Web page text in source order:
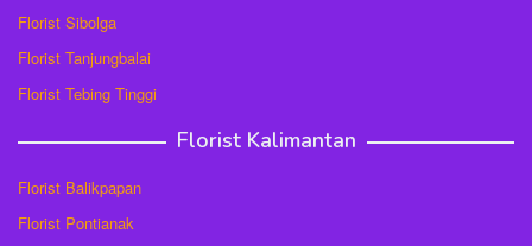
Florist Sibolga
Florist Tanjungbalai
Florist Tebing Tinggi
Florist Kalimantan
Florist Balikpapan
Florist Pontianak